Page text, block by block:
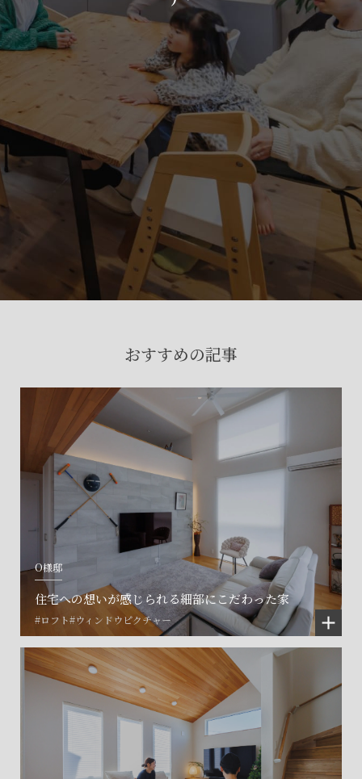
おすすめの記事
O様邸
住宅への想いが感じられる細部にこだわった家
#ロフト#ウィンドウピクチャー
スタッフ紹介
プライバシーポリシー
賃貸管理サイトはこちら
会社に関することや物件についての
お問い合わせはこちらから
土地の活用・賃貸経営に関する
ご相談はこちら
関連施設一覧
©SET inc.